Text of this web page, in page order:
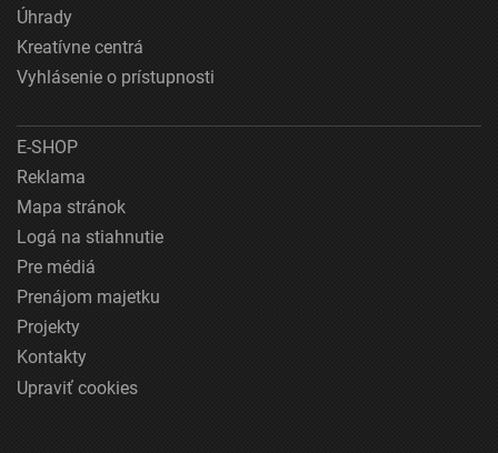
Úhrady
Kreatívne centrá
Vyhlásenie o prístupnosti
E-SHOP
Reklama
Mapa stránok
Logá na stiahnutie
Pre médiá
Prenájom majetku
Projekty
Kontakty
Upraviť cookies